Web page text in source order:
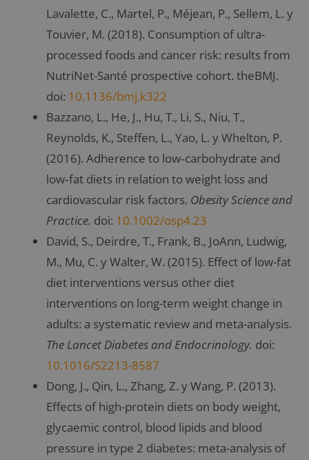
Lavalette, C., Martel, P., Méjean, P., Sellem, L. y
Touvier, M. (2018). Consumption of ultra-
processed foods and cancer risk: results from
NutriNet-Santé prospective cohort. theBMJ.
doi: 10.1136/bmj.k322
Bazzano, L., He, J., Hu, T., Li, S., Niu, T.,
Reynolds, K., Steffen, L., Yao, L. y Whelton, P.
(2016). Adherence to low‐carbohydrate and
low‐fat diets in relation to weight loss and
cardiovascular risk factors. Obesity Science and
Practice. doi: 10.1002/osp4.23
David, S., Deirdre, T., Frank, B., JoAnn, Ludwig,
M., Mu, C. y Walter, W. (2015). Effect of low-fat
diet interventions versus other diet
interventions on long-term weight change in
adults: a systematic review and meta-analysis.
The Lancet Diabetes and Endocrinology. doi:
10.1016/S2213-8587
Dong, J., Qin, L., Zhang, Z. y Wang, P. (2013).
Effects of high-protein diets on body weight,
glycaemic control, blood lipids and blood
pressure in type 2 diabetes: meta-analysis of